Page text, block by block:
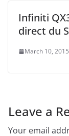
Infiniti
direct du
March 10, 2015
Leave a
Your email